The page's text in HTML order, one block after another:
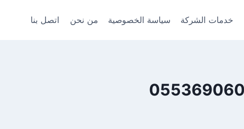
خدمات الشركة سياسة الخصوصية من نحن اتصل بنا